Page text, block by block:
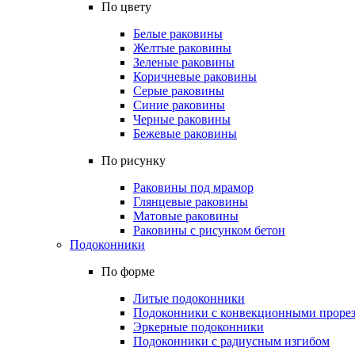
По цвету
Белые раковины
Желтые раковины
Зеленые раковины
Коричневые раковины
Серые раковины
Синие раковины
Черные раковины
Бежевые раковины
По рисунку
Раковины под мрамор
Глянцевые раковины
Матовые раковины
Раковины с рисунком бетон
Подоконники
По форме
Литые подоконники
Подоконники с конвекционными
Эркерные подоконники
Подоконники с радиусным изгибом